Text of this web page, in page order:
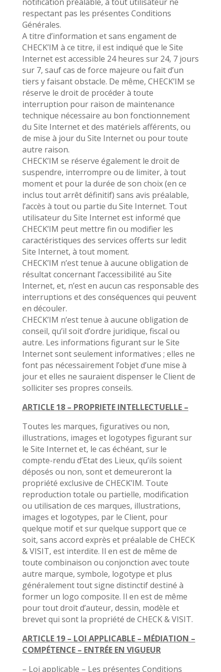
respectant pas les présentes Conditions
Générales.
A titre d’information et sans engament de
CHECK’IM à ce titre, il est indiqué que le Site
Internet est accessible 24 heures sur 24, 7 jours
sur 7, sauf cas de force majeure ou fait d’un
tiers y faisant obstacle. De même, CHECK’IM se
réserve le droit de procéder à toute
interruption pour raison de maintenance
technique nécessaire au bon fonctionnement
du Site Internet et des matériels afférents, ou
de mise à jour du Site Internet ou pour toute
autre raison.
CHECK’IM se réserve également le droit de
suspendre, interrompre ou de limiter, à tout
moment et pour la durée de son choix (en ce
inclus tout arrêt définitif) sans avis préalable,
l’accès à tout ou partie du Site Internet. Tout
utilisateur du Site Internet est informé que
CHECK’IM peut mettre fin ou modifier les
caractéristiques des services offerts sur ledit
Site Internet, à tout moment.
CHECK’IM n’est tenue à aucune obligation de
résultat concernant l’accessibilité au Site
Internet, et, n’est en aucun cas responsable des
interruptions et des conséquences qui peuvent
en découler.
CHECK’IM n’est tenue à aucune obligation de
conseil, qu’il soit d’ordre juridique, fiscal ou
autre. Les informations figurant sur le Site
Internet sont seulement informatives ; elles ne
font pas nécessairement l’objet d’une mise à
jour et elles ne sauraient dispenser le Client de
solliciter ses propres conseils.
ARTICLE 18 – PROPRIETE INTELLECTUELLE –
Toutes les marques, figuratives ou non,
illustrations, images et logotypes figurant sur
le Site Internet et, le cas échéant, sur le
compte-rendu d’Etat des Lieux, qu’ils soient
déposés ou non, sont et demeureront la
propriété exclusive de CHECK’IM. Toute
reproduction totale ou partielle, modification
ou utilisation de ces marques, illustrations,
images et logotypes, par le Client, pour
quelque motif et sur quelque support que ce
soit, sans accord exprès et préalable de CHECK
& VISIT, est interdite. Il en est de même de
toute combinaison ou conjonction avec toute
autre marque, symbole, logotype et plus
généralement tout signe distinctif destiné à
former un logo composite. Il en est de même
pour tout droit d’auteur, dessin, modèle et
brevet qui sont la propriété de CHECK & VISIT.
ARTICLE 19 – LOI APPLICABLE – MÉDIATION –
COMPÉTENCE – ENTRÉE EN VIGUEUR
– Loi applicable – Les présentes Conditions